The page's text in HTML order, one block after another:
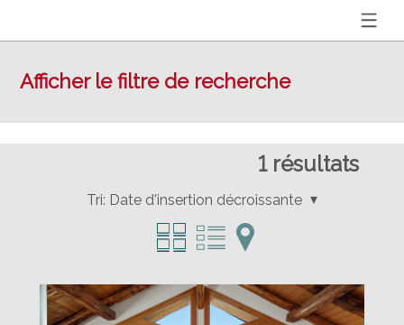
Afficher le filtre de recherche
1résultats
Tri: Date d'insertion décroissante